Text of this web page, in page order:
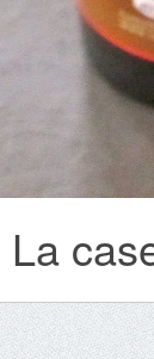
La